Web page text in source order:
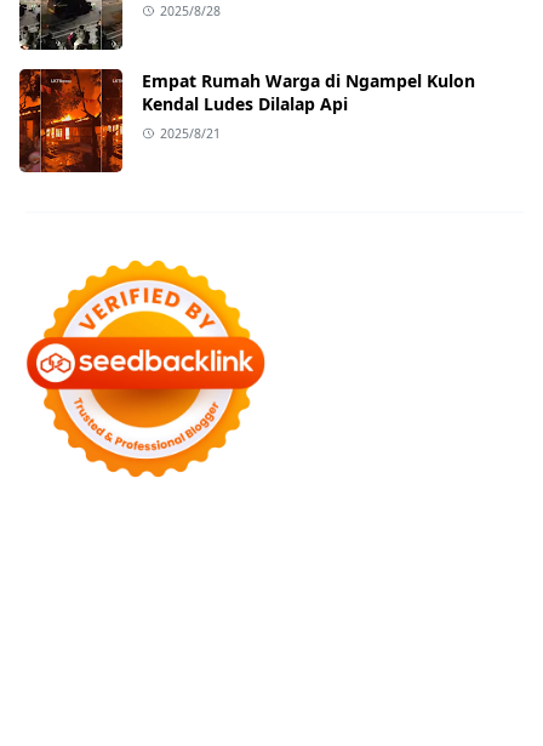
2025/8/28
Empat Rumah Warga di Ngampel Kulon
Kendal Ludes Dilalap Api
2025/8/21